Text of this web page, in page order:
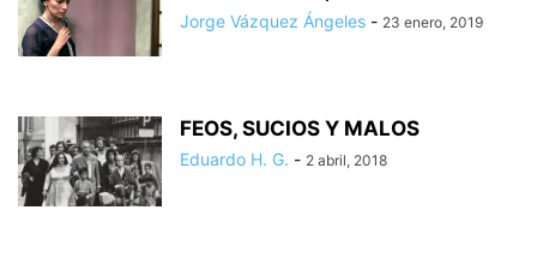
Jorge Vázquez Ángeles - 23 enero, 2019
FEOS, SUCIOS Y MALOS
Eduardo H. G. - 2 abril, 2018